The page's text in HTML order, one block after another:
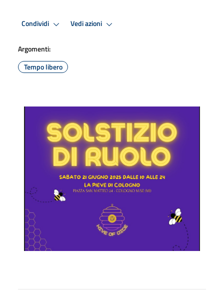
Condividi Vedi azioni
Argomenti:
Tempo libero